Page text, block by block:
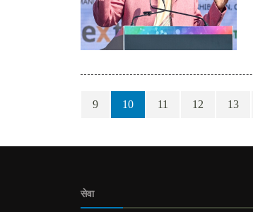
9 10 11 12 13
सेवा